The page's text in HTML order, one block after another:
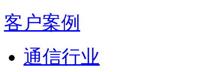
客户案例
通信行业